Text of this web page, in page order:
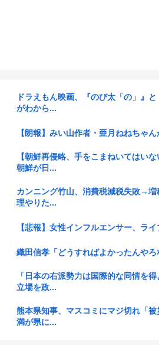
ドラえもん映画、『のび太「の」』
がわから...
【朗報】みい山作者・亜月ねねちゃ
【朝鮮再侵略、手をこまねいてはい
朝鮮が日...
カンニング竹山、消費税減税失敗→
理やりた...
【悲報】女性インフルエンサー、ラ
織田信孝「どうすればよかったんやろ
「日本の右派勢力は国際的な同情を
立場を政...
熊本県知事、マスコミにマジ切れ「
満が県に...